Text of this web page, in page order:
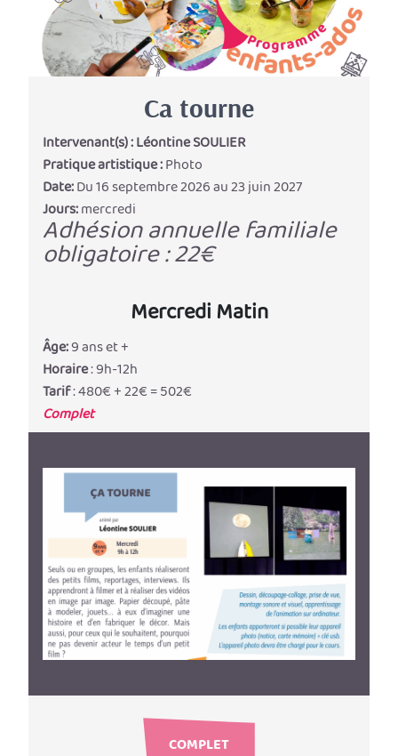
Ca tourne
Intervenant(s) :Léontine SOULIER
Pratique artistique :Photo
Date:Du 16 septembre 2026 au 23 juin 2027
Jours:mercredi
Adhésion annuelle familiale
obligatoire : 22€
Mercredi Matin
Âge:9 ans et +
Horaire: 9h-12h
Tarif: 480€ + 22€ = 502€
Complet
COMPLET